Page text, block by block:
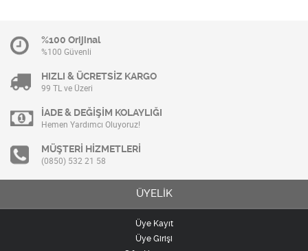
%100 Orijinal
%100 Güvenli
HIZLI & ÜCRETSİZ KARGO
99 TL ve Üzeri
İADE & DEĞİŞİM KOLAYLIĞI
Hemen Yardımcı Oluyoruz!
MÜŞTERİ HİZMETLERİ
(0850) 532 21 58
ÜYELİK
Üye Kayıt
Üye Girişi